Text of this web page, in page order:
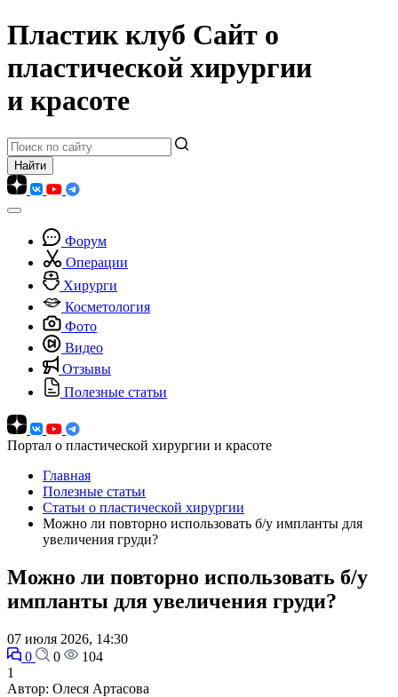
Пластик клуб Сайт о
пластической хирургии
и красоте
Форум
Операции
Хирурги
Косметология
Фото
Видео
Отзывы
Полезные статьи
Портал о пластической хирургии и красоте
Главная
Полезные статьи
Статьи о пластической хирургии
Можно ли повторно использовать б/у импланты для
увеличения груди?
Можно ли повторно использовать б/у
импланты для увеличения груди?
07 июля 2026, 14:30
0
0
104
1
Автор: Олеся Артасова